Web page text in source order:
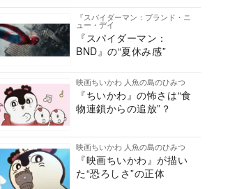
『スパイダーマン：ブランド・ニ
ュー・デイ
『スパイダーマン：
BND』の“夏休み感”
映画ちいかわ 人魚の島のひみつ
『ちいかわ』の怖さは“食
物連鎖からの追放”？
映画ちいかわ 人魚の島のひみつ
『映画ちいかわ』が描い
た“恐ろしさ”の正体